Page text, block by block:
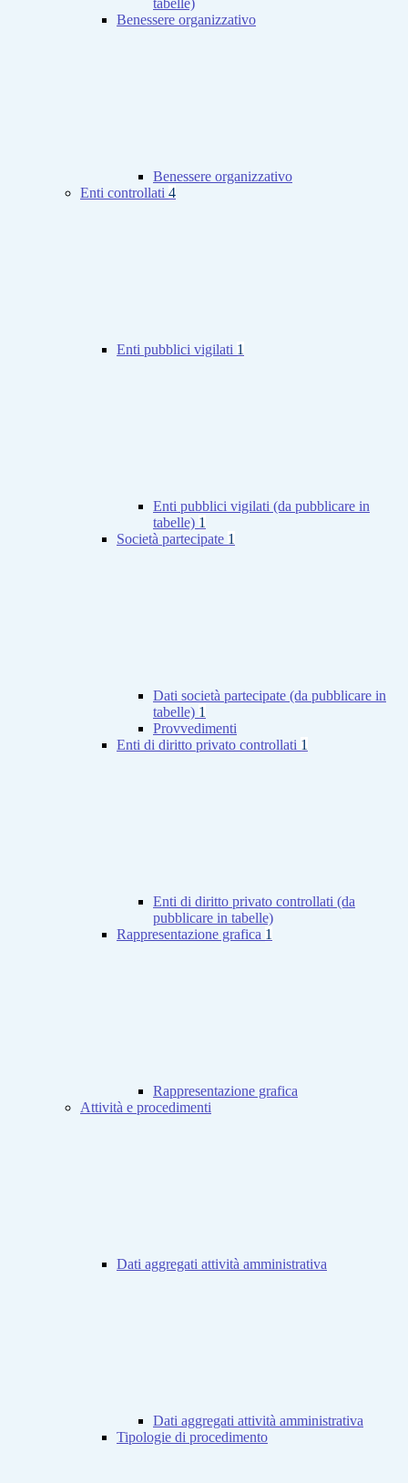
tabelle)
Benessere organizzativo
Benessere organizzativo
Enti controllati 4
Enti pubblici vigilati 1
Enti pubblici vigilati (da pubblicare in
tabelle) 1
Società partecipate 1
Dati società partecipate (da pubblicare in
tabelle) 1
Provvedimenti
Enti di diritto privato controllati 1
Enti di diritto privato controllati (da
pubblicare in tabelle)
Rappresentazione grafica 1
Rappresentazione grafica
Attività e procedimenti
Dati aggregati attività amministrativa
Dati aggregati attività amministrativa
Tipologie di procedimento